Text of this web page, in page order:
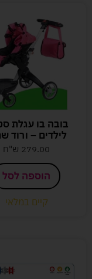
בובה בו עגלת
לילדים – ורוד
279.00 ש"ח
הוספה לסל
קיים במלאי